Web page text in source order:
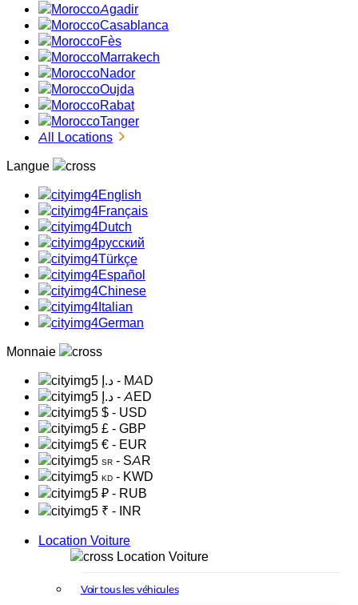
Agadir
Casablanca
Fès
Marrakech
Nador
Oujda
Rabat
Tanger
All Locations
Langue
English
Français
Dutch
русский
Türkçe
Español
Chinese
Italian
German
Monnaie
د.إ - MAD
د.إ - AED
$ - USD
£ - GBP
€ - EUR
SR - SAR
KD - KWD
₽ - RUB
₹ - INR
Location Voiture
Location Voiture
Voir tous les véhicules